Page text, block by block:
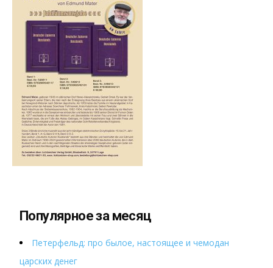
Популярное за месяц
Петерфельд: про былое, настоящее и чемодан
царских денег